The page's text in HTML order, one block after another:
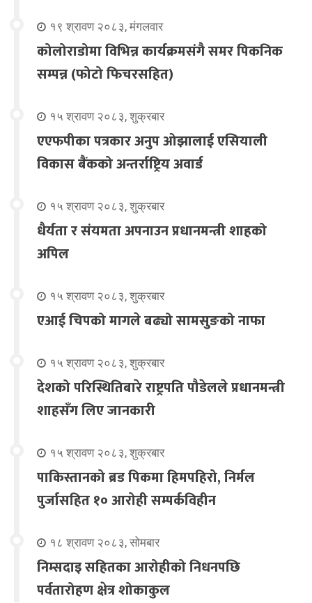
१९ श्रावण २०८३, मंगलवार
कोलोराडोमा विभिन्न कार्यक्रमसंगै समर पिकनिक
सम्पन्न (फोटो फिचरसहित)
१५ श्रावण २०८३, शुक्रबार
एएफपीका पत्रकार अनुप ओझालाई एसियाली
विकास बैंकको अन्तर्राष्ट्रिय अवार्ड
१५ श्रावण २०८३, शुक्रबार
धैर्यता र संयमता अपनाउन प्रधानमन्त्री शाहको
अपिल
१५ श्रावण २०८३, शुक्रबार
एआई चिपको मागले बढ्यो सामसुङको नाफा
१५ श्रावण २०८३, शुक्रबार
देशको परिस्थितिबारे राष्ट्रपति पौडेलले प्रधानमन्त्री
शाहसँग लिए जानकारी
१५ श्रावण २०८३, शुक्रबार
पाकिस्तानको ब्रड पिकमा हिमपहिरो, निर्मल
पुर्जासहित १० आरोही सम्पर्कविहीन
१८ श्रावण २०८३, सोमबार
निम्सदाइ सहितका आरोहीको निधनपछि
पर्वतारोहण क्षेत्र शोकाकुल